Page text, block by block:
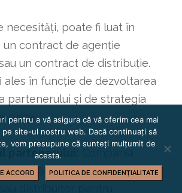
necesități, poate fi luat în
un contract de agenție
un contract de distribuție.
ales în funcție de dezvoltarea
partenerului și de strategia
piețe.
partenerului:
să devină agenție
pentru a vă asigura că vă oferim cea mai
pe site-ul nostru web. Dacă continuați să
vom presupune că sunteți mulțumit de
acesta.
ACCORD POLITICA DE CONFIDENȚIALITATE